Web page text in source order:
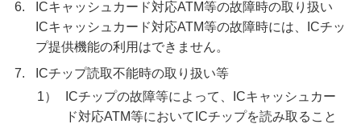
6.
ICキャッシュカード対応ATM等の故障時の取り扱い
ICキャッシュカード対応ATM等の故障時には、ICチッ
プ提供機能の利用はできません。
7.
ICチップ読取不能時の取り扱い等
1）
ICチップの故障等によって、ICキャッシュカー
ド対応ATM等においてICチップを読み取ること